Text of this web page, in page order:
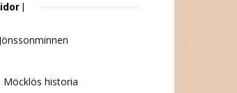
|
Jönssonminnen
Möcklös historia